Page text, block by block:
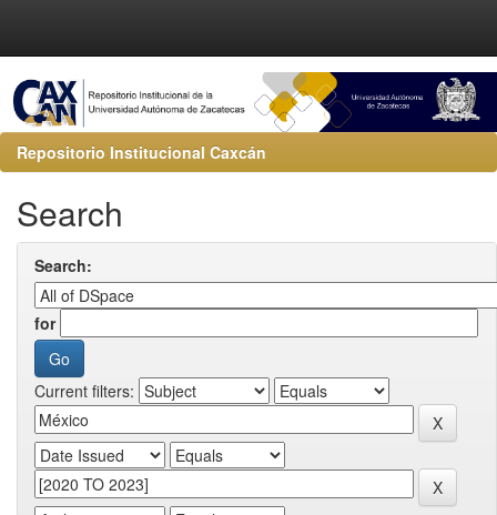
Repositorio Institucional Caxcán
Search
Search:
for
Current filters: